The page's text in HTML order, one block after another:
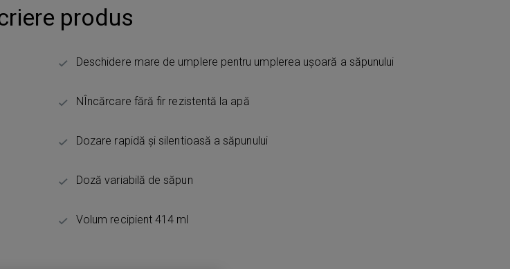
produs
Deschidere mare de umplere pentru umplerea ușoară a săpunului
NÎncărcare fără fir rezistentă la apă
Dozare rapidă și silentioasă a săpunului
Doză variabilă de săpun
Volum recipient 414 ml